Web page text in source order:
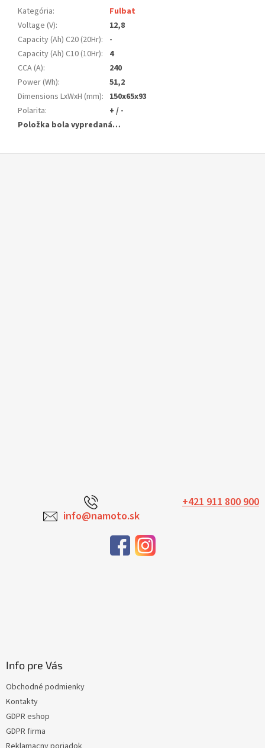
Kategória:
Fulbat
Voltage (V):
12,8
Capacity (Ah) C20 (20Hr):
-
Capacity (Ah) C10 (10Hr):
4
CCA (A):
240
Power (Wh):
51,2
Dimensions LxWxH (mm): 150x65x93
Polarita:
+ / -
Položka bola vypredaná…
+421 911 800 900
info@namoto.sk
Info pre Vás
Obchodné podmienky
Kontakty
GDPR eshop
GDPR firma